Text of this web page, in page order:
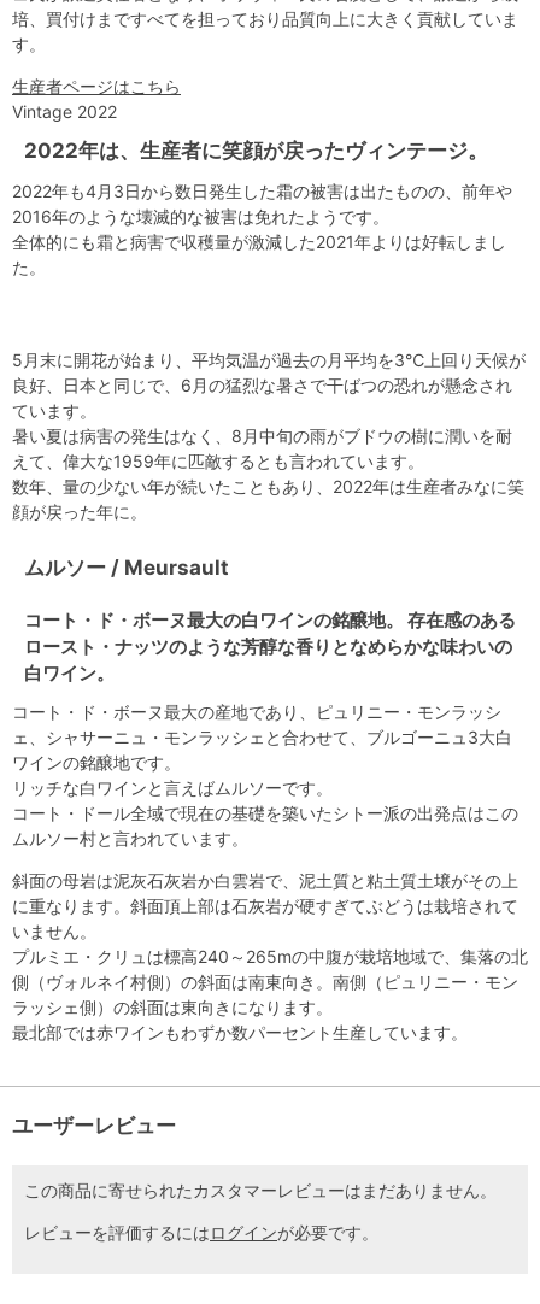
培、買付けまですべてを担っており品質向上に大きく貢献していま
す。
生産者ページはこちら
Vintage 2022
2022年は、生産者に笑顔が戻ったヴィンテージ。
2022年も4月3日から数日発生した霜の被害は出たものの、前年や
2016年のような壊滅的な被害は免れたようです。
全体的にも霜と病害で収穫量が激減した2021年よりは好転しまし
た。
5月末に開花が始まり、平均気温が過去の月平均を3℃上回り天候が
良好、日本と同じで、6月の猛烈な暑さで干ばつの恐れが懸念され
ています。
暑い夏は病害の発生はなく、8月中旬の雨がブドウの樹に潤いを耐
えて、偉大な1959年に匹敵するとも言われています。
数年、量の少ない年が続いたこともあり、2022年は生産者みなに笑
顔が戻った年に。
ムルソー / Meursault
コート・ド・ボーヌ最大の白ワインの銘醸地。 存在感のある
ロースト・ナッツのような芳醇な香りとなめらかな味わいの
白ワイン。
コート・ド・ボーヌ最大の産地であり、ピュリニー・モンラッシ
ェ、シャサーニュ・モンラッシェと合わせて、ブルゴーニュ3大白
ワインの銘醸地です。
リッチな白ワインと言えばムルソーです。
コート・ドール全域で現在の基礎を築いたシトー派の出発点はこの
ムルソー村と言われています。
斜面の母岩は泥灰石灰岩か白雲岩で、泥土質と粘土質土壌がその上
に重なります。斜面頂上部は石灰岩が硬すぎてぶどうは栽培されて
いません。
プルミエ・クリュは標高240～265mの中腹が栽培地域で、集落の北
側（ヴォルネイ村側）の斜面は南東向き。南側（ピュリニー・モン
ラッシェ側）の斜面は東向きになります。
最北部では赤ワインもわずか数パーセント生産しています。
ユーザーレビュー
この商品に寄せられたカスタマーレビューはまだありません。
レビューを評価するにはログインが必要です。